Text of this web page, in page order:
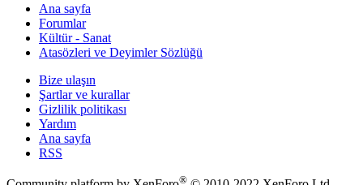
Ana sayfa
Forumlar
Kültür - Sanat
Atasözleri ve Deyimler Sözlüğü
Bize ulaşın
Şartlar ve kurallar
Gizlilik politikası
Yardım
Ana sayfa
RSS
®